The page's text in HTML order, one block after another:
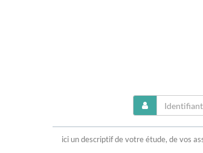
ici un descriptif de votre étude, de vos